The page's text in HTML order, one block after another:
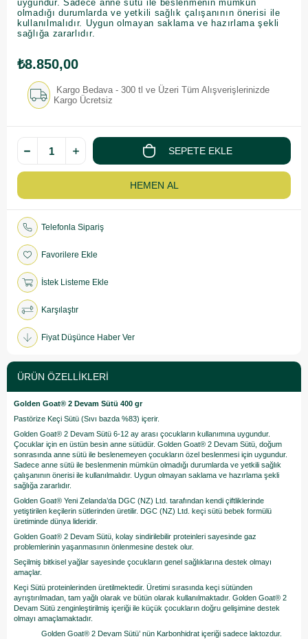
uygundur. Sadece anne sütü ile beslenmenin mümkün
olmadığı durumlarda ve yetkili sağlık çalışanının önerisi ile
kullanılmalıdır. Uygun olmayan saklama ve hazırlama şekli
sağlığa zararlıdır.
₺8.850,00
Kargo Bedava - 300 tl ve Üzeri Tüm Alışverişlerinizde
Kargo Ücretsiz
Telefonla Sipariş
Favorilere Ekle
İstek Listeme Ekle
Karşılaştır
Fiyat Düşünce Haber Ver
ÜRÜN ÖZELLIKLERI
Golden Goat® 2 Devam Sütü 400 gr
Pastörize Keçi Sütü (Sıvı bazda %83) içerir.
Golden Goat® 2 Devam Sütü 6-12 ay arası çocukların kullanımına uygundur.
Çocuklar için en üstün besin anne sütüdür. Golden Goat® 2 Devam Sütü, doğum
sonrasında anne sütü ile beslenemeyen çocukların özel beslenmesi için uygundur.
Sadece anne sütü ile beslenmenin mümkün olmadığı durumlarda ve yetkili sağlık
çalışanının önerisi ile kullanılmalıdır. Uygun olmayan saklama ve hazırlama şekli
sağlığa zararlıdır.
Golden Goat® Yeni Zelanda’da DGC (NZ) Ltd. tarafından kendi çiftliklerinde
yetiştirilen keçilerin sütlerinden üretilir. DGC (NZ) Ltd. keçi sütü bebek formülü
üretiminde dünya lideridir.
Golden Goat® 2 Devam Sütü, kolay sindirilebilir proteinleri sayesinde gaz
problemlerinin yaşanmasının önlenmesine destek olur.
Seçilmiş bitkisel yağlar sayesinde çocukların genel sağlıklarına destek olmayı
amaçlar.
Keçi Sütü proteinlerinden üretilmektedir. Üretimi sırasında keçi sütünden
ayrıştırılmadan, tam yağlı olarak ve bütün olarak kullanılmaktadır. Golden Goat® 2
Devam Sütü zenginleştirilmiş içeriği ile küçük çocukların doğru gelişimine destek
olmayı amaçlamaktadır.
Golden Goat® 2 Devam Sütü’ nün Karbonhidrat içeriği sadece laktozdur.